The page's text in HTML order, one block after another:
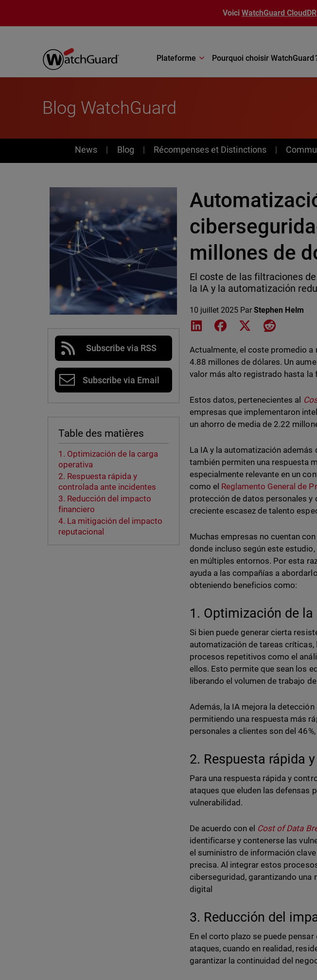
Voici WatchGuard CloudDR
Plateforme Pourquoi choisir WatchGuard
Blog WatchGuard
News
News Blog Récompenses et Distinctions
Subscribe via RSS
Subscribe via Email
Table des matières
1. Optimización de la carga
operativa
2. Respuesta rápida y
controlada ante incidentes
3. Reducción del impacto
financiero
4. La mitigación del impacto
reputacional
millones de
El coste de las filtraciones
la IA y la automatización
10 juillet 2025 ParStephen Helm
Share on LinkedIn
Share on Facebook
Share on XShare on
Actualmente, el coste promedio a
4.88 millones de dólares. Un
valor más alto registrado hasta la
Estos datos, pertenecientes al
empresas que implementaron
un ahorro de media de 2.22
La IA y la automatización
también permiten una respuesta
especialmente relevante en un
como el Reglamento General de
protección de datos personales y
creciente escasez de talento
Muchas empresas no cuentan
donde incluso según este
en múltiples entornos. Por esta
ayuda a las compañías a
obteniendo beneficios como:
1. Optimización de
Si bien puede generar cierta
automatización de tareas
procesos repetitivos como el
ellos. Esto permite que sean los
liberando el volumen de trabajo
Además, la IA mejora la
permitiendo una respuesta más
personales a clientes son del
2. Respuesta rápida
Para una respuesta rápida y
ataques que eluden las defensas
vulnerabilidad.
De acuerdo con el Cost of Data
identificarse y contenerse las
el suministro de información
precisa. Al integrar estos
ciberseguridad, garantizando
digital
3. Reducción del
En el corto plazo se puede
ataques, cuando en realidad,
garantizar la continuidad del